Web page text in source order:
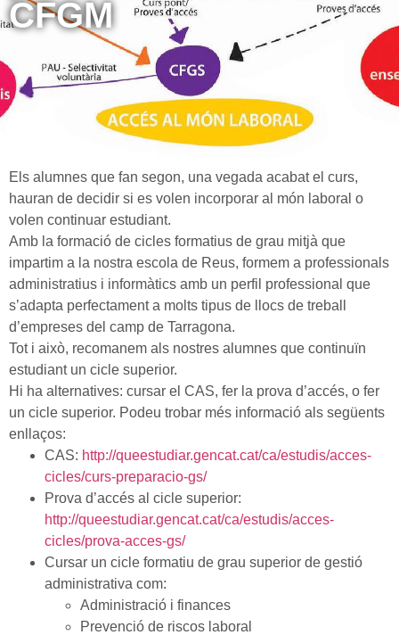
CFGM
Els alumnes que fan segon, una vegada acabat el curs,
hauran de decidir si es volen incorporar al món laboral o
volen continuar estudiant.
Amb la formació de cicles formatius de grau mitjà que
impartim a la nostra escola de Reus, formem a professionals
administratius i informàtics amb un perfil professional que
s’adapta perfectament a molts tipus de llocs de treball
d’empreses del camp de Tarragona.
Tot i això, recomanem als nostres alumnes que continuïn
estudiant un cicle superior.
Hi ha alternatives: cursar el CAS, fer la prova d’accés, o fer
un cicle superior. Podeu trobar més informació als següents
enllaços:
CAS: http://queestudiar.gencat.cat/ca/estudis/acces-
cicles/curs-preparacio-gs/
Prova d’accés al cicle superior:
http://queestudiar.gencat.cat/ca/estudis/acces-
cicles/prova-acces-gs/
Cursar un cicle formatiu de grau superior de gestió
administrativa com:
Administració i finances
Prevenció de riscos laboral